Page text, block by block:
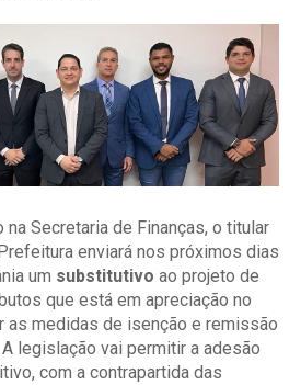
na Secretaria de Finanças, o titular
enviará nos próximos dias
um substitutivo ao projeto de
que está em apreciação no
as medidas de isenção e remissão
legislação vai permitir a adesão
com a contrapartida das